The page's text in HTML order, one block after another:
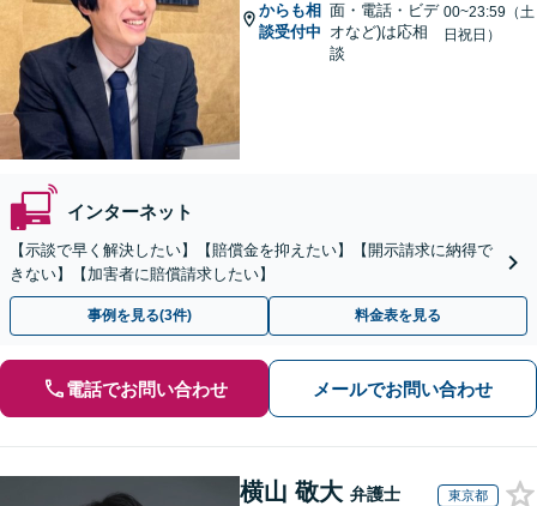
からも相
談受付中
面・電話・ビデ
オなど)は応相
談
00~23:59（土
日祝日）
インターネット
【示談で早く解決したい】【賠償金を抑えたい】【開示請求に納得で
きない】【加害者に賠償請求したい】
事例を見る(3件) 料金表を見る
電話でお問い合わせ メールでお問い合わせ
横山 敬大 弁護士 東京都